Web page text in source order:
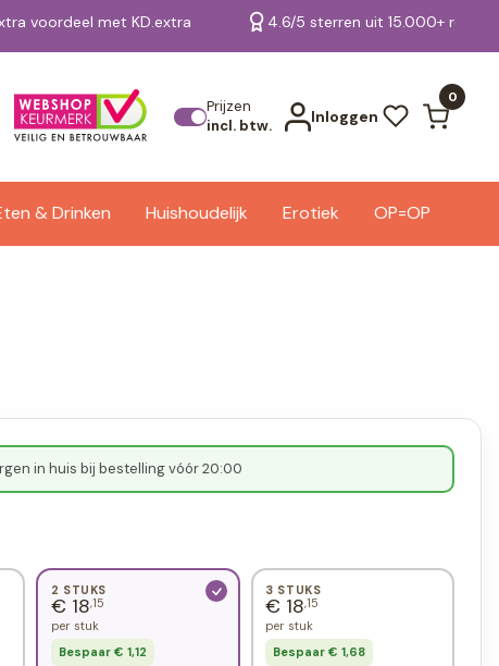
voordeel met KD.extra 4.6/5 sterren uit 15.000+
Prijzen
incl. btw.
Inloggen
0
& Drinken Huishoudelijk Erotiek OP=OP
Bekijk alle resultaten
in huis bij bestelling vóór 20:00
2 STUKS
€ 18,15
per stuk
Bespaar € 1,12
3 STUKS
€ 18,15
per stuk
Bespaar € 1,68